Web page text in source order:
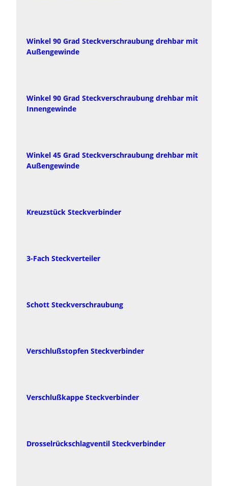
Winkel 90 Grad Steckverschraubung drehbar mit
Außengewinde
Winkel 90 Grad Steckverschraubung drehbar mit
Innengewinde
Winkel 45 Grad Steckverschraubung drehbar mit
Außengewinde
Kreuzstück Steckverbinder
3-Fach Steckverteiler
Schott Steckverschraubung
Verschlußstopfen Steckverbinder
Verschlußkappe Steckverbinder
Drosselrückschlagventil Steckverbinder